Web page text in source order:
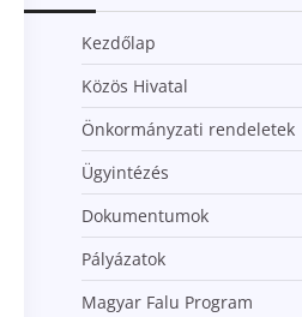
Kezdőlap
Közös Hivatal
Önkormányzati rendeletek
Ügyintézés
Dokumentumok
Pályázatok
Magyar Falu Program